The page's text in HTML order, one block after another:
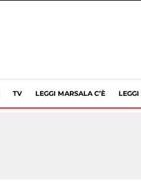
TV LEGGI MARSALA C’È LEGGI